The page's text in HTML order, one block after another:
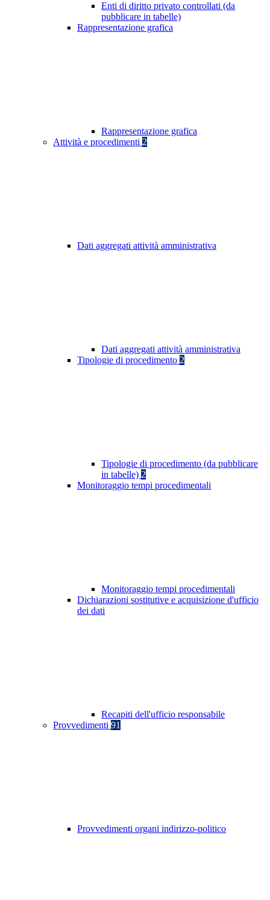
Enti di diritto privato controllati (da
pubblicare in tabelle)
Rappresentazione grafica
Rappresentazione grafica
Attività e procedimenti 2
Dati aggregati attività amministrativa
Dati aggregati attività amministrativa
Tipologie di procedimento 2
Tipologie di procedimento (da pubblicare
in tabelle) 2
Monitoraggio tempi procedimentali
Monitoraggio tempi procedimentali
Dichiarazioni sostitutive e acquisizione d'ufficio
dei dati
Recapiti dell'ufficio responsabile
Provvedimenti 91
Provvedimenti organi indirizzo-politico